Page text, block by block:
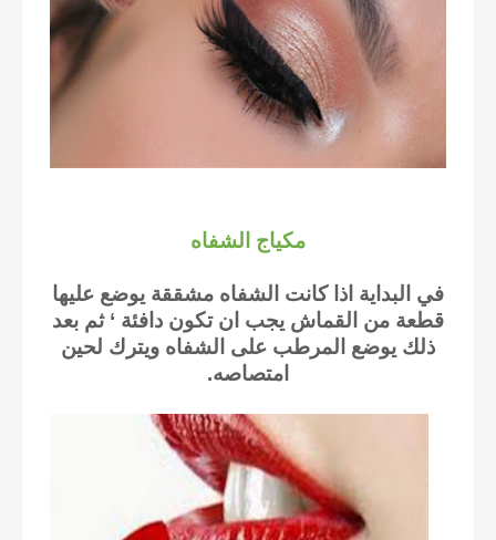
مكياج الشفاه
في البداية اذا كانت الشفاه مشققة يوضع عليها
قطعة من القماش يجب ان تكون دافئة ‘ ثم بعد
ذلك يوضع المرطب على الشفاه ويترك لحين
امتصاصه.